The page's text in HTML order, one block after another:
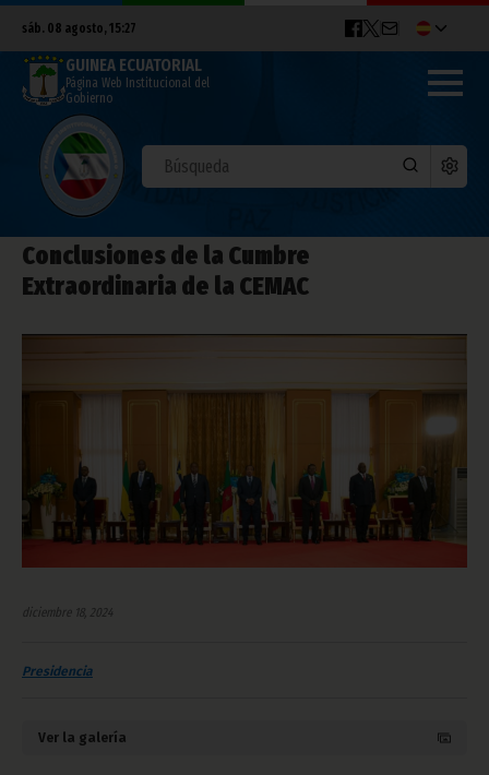
sáb. 08 agosto, 15:27
GUINEA ECUATORIAL
Página Web Institucional del
Gobierno
Conclusiones de la Cumbre
Extraordinaria de la CEMAC
diciembre 18, 2024
Presidencia
Ver la galería